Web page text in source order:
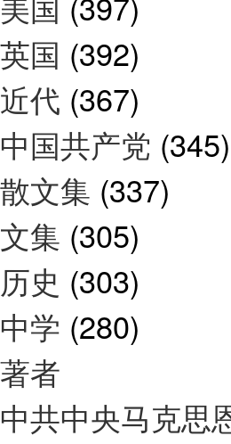
英国 (392)
近代 (367)
中国共产党 (345)
散文集 (337)
文集 (305)
历史 (303)
中学 (280)
著者
中共中央马克思